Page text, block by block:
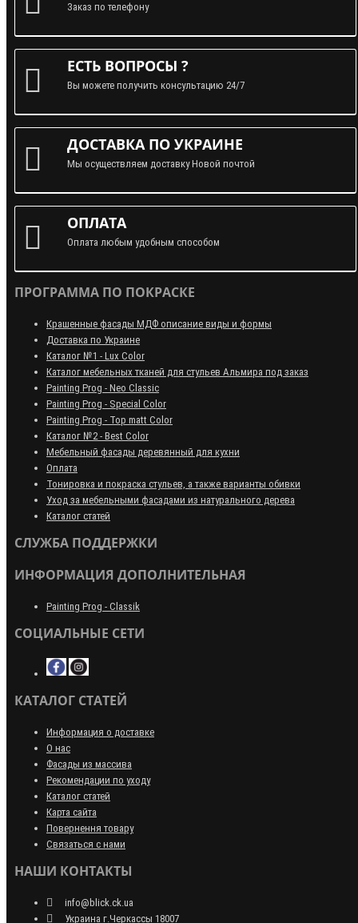
Заказ по телефону
ЕСТЬ ВОПРОСЫ ?
Вы можете получить консультацию 24/7
ДОСТАВКА ПО УКРАИНЕ
Мы осуществляем доставку Новой почтой
ОПЛАТА
Оплата любым удобным способом
ПРОГРАММА ПО ПОКРАСКЕ
Крашенные фасады МДФ описание виды и формы
Доставка по Украине
Каталог №1 - Lux Color
Каталог мебельных тканей для стульев Альмира под заказ
Painting Prog - Neo Classiс
Painting Prog - Special Color
Painting Prog - Top matt Color
Каталог №2 - Best Color
Мебельный фасады деревянный для кухни
Оплата
Тонировка и покраска стульев, а также варианты обивки
Уход за мебельными фасадами из натурального дерева
Каталог статей
СЛУЖБА ПОДДЕРЖКИ
ИНФОРМАЦИЯ ДОПОЛНИТЕЛЬНАЯ
Painting Prog - Classik
СОЦИАЛЬНЫЕ СЕТИ
КАТАЛОГ СТАТЕЙ
Информация о доставке
О нас
Фасады из массива
Рекомендации по уходу
Каталог статей
Карта сайта
Повернення товару
Связаться с нами
НАШИ КОНТАКТЫ
info@blick.ck.ua
Украина г.Черкассы 18007